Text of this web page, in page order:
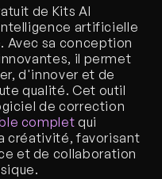
de Kits AI
artificielle
Avec sa conception
il permet
d'innover et de
qualité. Cet outil
de correction
complet qui
créativité, favorisant
et de collaboration